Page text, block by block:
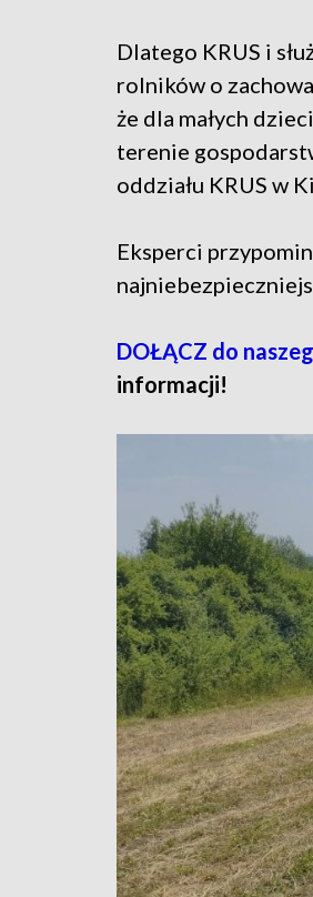
Dlatego KRUS i
rolników o
że dla małych
terenie
oddziału KRUS w
Eksperci
DOŁĄCZ do
informacji!